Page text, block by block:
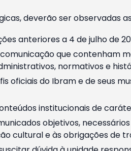
deverão ser observadas
anteriores a 4 de julho de
que contenham
normativos e
oficiais do Ibram e de seus
institucionais de
objetivos,
cultural e às obrigações de